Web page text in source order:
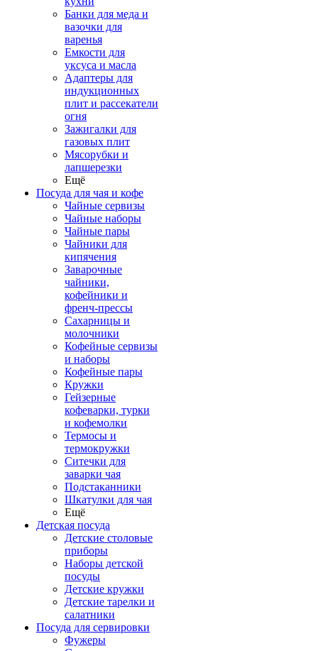
Банки для меда и
вазочки для
варенья
Емкости для
уксуса и масла
Адаптеры для
индукционных
плит и рассекатели
огня
Зажигалки для
газовых плит
Мясорубки и
лапшерезки
Ещё
Посуда для чая и кофе
Чайные сервизы
Чайные наборы
Чайные пары
Чайники для
кипячения
Заварочные
чайники,
кофейники и
френч-прессы
Сахарницы и
молочники
Кофейные сервизы
и наборы
Кофейные пары
Кружки
Гейзерные
кофеварки, турки
и кофемолки
Термосы и
термокружки
Ситечки для
заварки чая
Подстаканники
Шкатулки для чая
Ещё
Детская посуда
Детские столовые
приборы
Наборы детской
посуды
Детские кружки
Детские тарелки и
салатники
Посуда для сервировки
Фужеры